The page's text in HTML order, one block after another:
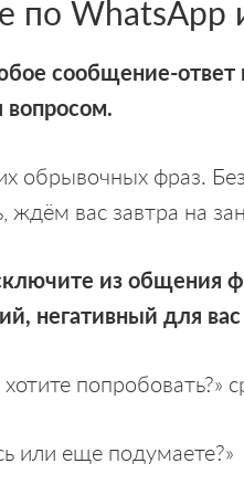
по WhatsApp
сообщение-
вопросом.
обрывочных фраз.
ждём вас завтра на
из общения
негативный для вас
попробовать?»
или еще